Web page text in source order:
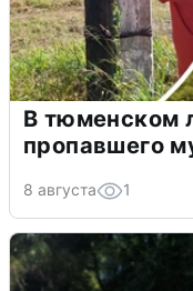
В тюменском
пропавшего
8 августа 1